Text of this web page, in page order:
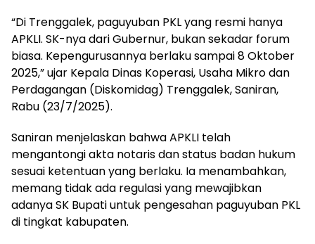
“Di Trenggalek, paguyuban PKL yang resmi hanya
APKLI. SK-nya dari Gubernur, bukan sekadar forum
biasa. Kepengurusannya berlaku sampai 8 Oktober
2025,” ujar Kepala Dinas Koperasi, Usaha Mikro dan
Perdagangan (Diskomidag) Trenggalek, Saniran,
Rabu (23/7/2025).
Saniran menjelaskan bahwa APKLI telah
mengantongi akta notaris dan status badan hukum
sesuai ketentuan yang berlaku. Ia menambahkan,
memang tidak ada regulasi yang mewajibkan
adanya SK Bupati untuk pengesahan paguyuban PKL
di tingkat kabupaten.